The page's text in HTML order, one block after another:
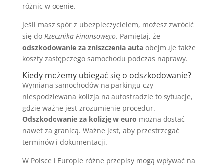
różnic w ocenie.
Jeśli masz spór z ubezpieczycielem, możesz zwrócić
się do Rzecznika Finansowego. Pamiętaj, że
odszkodowanie za zniszczenia autaobejmuje także
koszty zastępczego samochodu podczas naprawy.
Kiedy możemy ubiegać się o odszkodowanie?
Wymiana samochodów na parkingu czy
niespodziewana kolizja na autostradzie to sytuacje,
gdzie ważne jest zrozumienie procedur.
Odszkodowanie za kolizję w euro można dostać
nawet za granicą. Ważne jest, aby przestrzegać
terminów i dokumentacji.
W Polsce i Europie różne przepisy mogą wpływać na